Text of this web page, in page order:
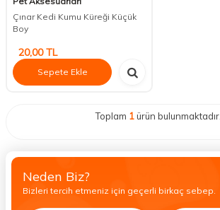
Çınar Kedi Kumu Küreği Küçük
Boy
20,00TL
Sepete Ekle
Toplam 1ürün bulunmaktadır.
Neden Biz?
Bizleri tercih etmeniz için geçerli birkaç sebep.